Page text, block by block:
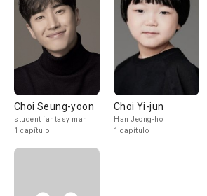
Choi Seung-yoon
student fantasy man
1 capítulo
Choi Yi-jun
Han Jeong-ho
1 capítulo